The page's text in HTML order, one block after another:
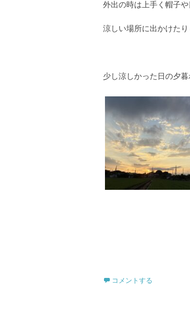
外出の時は上手く帽子
涼しい場所に出かけた
少し涼しかった日の夕暮
コメントする